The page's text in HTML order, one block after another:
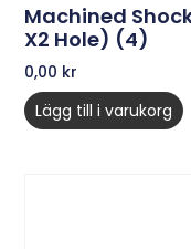
Machined
X2 Hole) (4)
0,00 kr
Lägg till i varukorg